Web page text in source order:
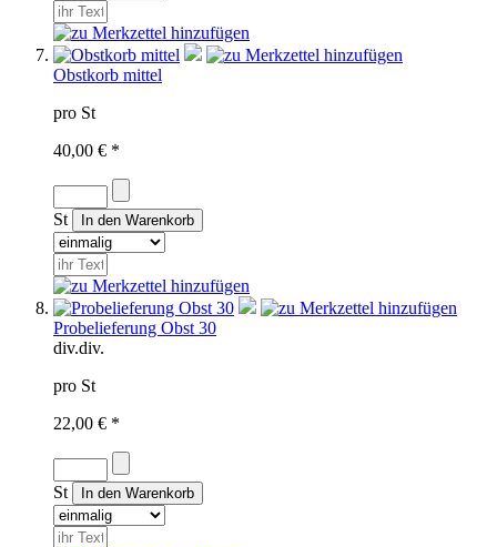
Obstkorb mittel
pro St
40,00 € *
St
Probelieferung Obst 30
div.div.
pro St
22,00 € *
St